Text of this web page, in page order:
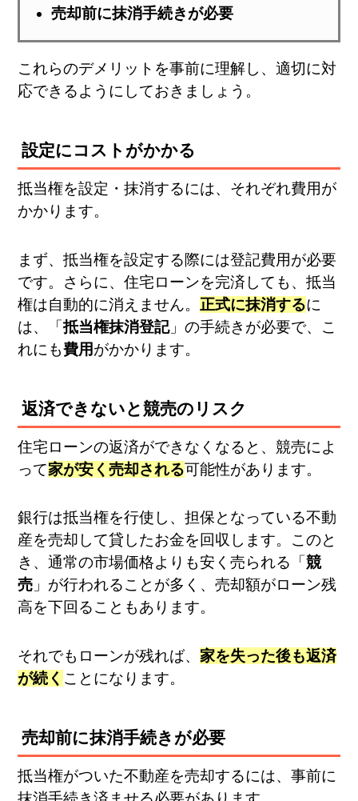
売却前に抹消手続きが必要
これらのデメリットを事前に理解し、適切に対
応できるようにしておきましょう。
設定にコストがかかる
抵当権を設定・抹消するには、それぞれ費用が
かかります。
まず、抵当権を設定する際には登記費用が必要
です。さらに、住宅ローンを完済しても、抵当
権は自動的に消えません。 正式に抹消するに
は、「抵当権抹消登記」の手続きが必要で、こ
れにも費用がかかります。
返済できないと競売のリスク
住宅ローンの返済ができなくなると、競売によ
って家が安く売却される可能性があります。
銀行は抵当権を行使し、担保となっている不動
産を売却して貸したお金を回収します。このと
き、通常の市場価格よりも安く売られる「競
売 」が行われることが多く、売却額がローン残
高を下回ることもあります。
それでもローンが残れば、家を失った後も返済
が続く ことになります。
売却前に抹消手続きが必要
抵当権がついた不動産を売却するには、事前に